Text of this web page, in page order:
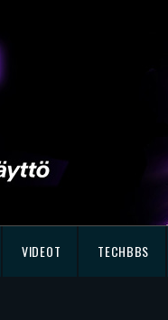
VIDEOT TECHBBS